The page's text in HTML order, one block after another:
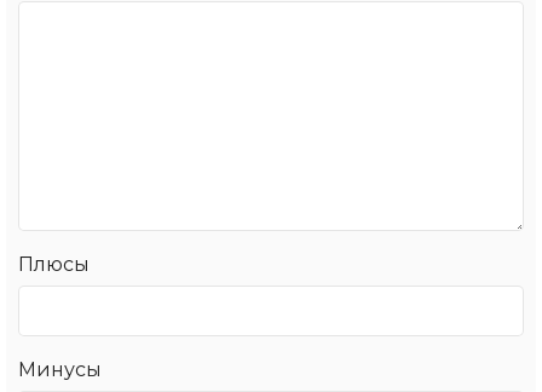
Плюсы
Минусы